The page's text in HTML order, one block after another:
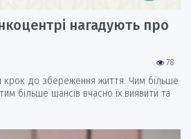
нагадують про
78
крок до збереження життя. Чим більше
більше шансів вчасно їх виявити та